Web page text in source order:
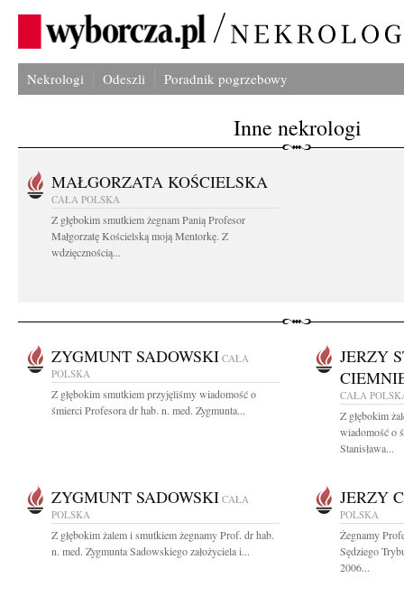
Nekrologi Odeszli Poradnik pogrzebowy
Inne nekrologi
MAŁGORZATA KOŚCIELSKA
CAŁA POLSKA
Z głębokim smutkiem żegnam Panią Profesor
Małgorzatę Kościelską moją Mentorkę. Z
wdzięcznością...
ZYGMUNT SADOWSKI CAŁA
POLSKA
Z głębokim smutkiem przyjęliśmy wiadomość o
śmierci Profesora dr hab. n. med. Zygmunta...
JERZY
CAŁA
Z głębokim
wiadomość o
Stanisława...
ZYGMUNT SADOWSKI CAŁA
POLSKA
Z głębokim żalem i smutkiem żegnamy Prof. dr hab.
n. med. Zygmunta Sadowskiego założyciela i...
JERZY
POLSKA
Żegnamy
Sędziego
2006...